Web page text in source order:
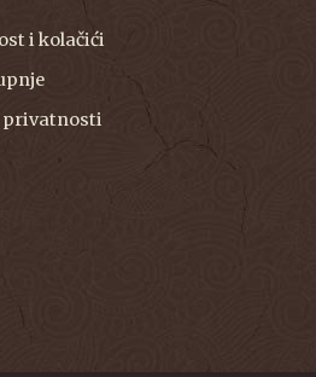
i kolačići
privatnosti